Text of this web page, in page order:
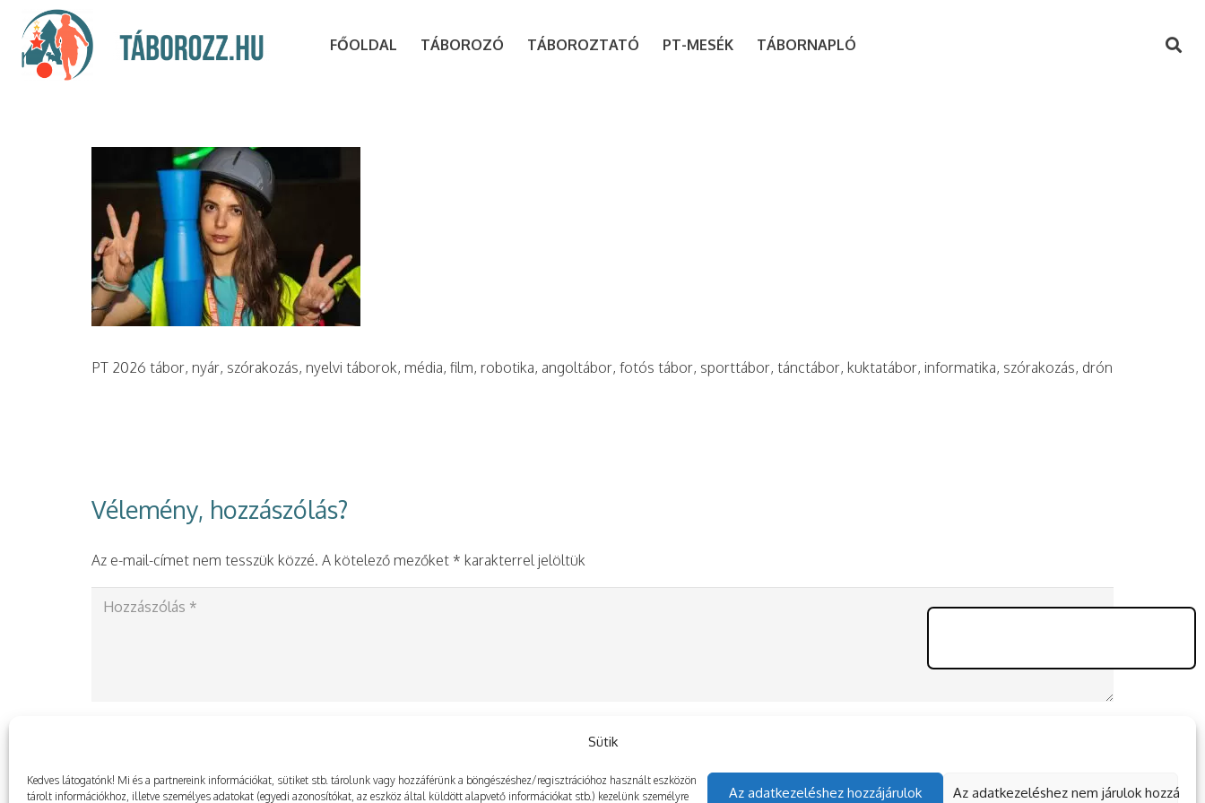
Sütik
Kedves látogatónk! Mi és a partnereink információkat, sütiket stb. tárolunk vagy hozzáférünk a böngészéshez/regisztrációhoz használt eszközön
tárolt információkhoz, illetve személyes adatokat (egyedi azonosítókat, az eszköz által küldött alapvető információkat stb.) kezelünk személyre
Az adatkezeléshez hozzájárulok Az adatkezeléshez nem járulok hozzá
FŐOLDAL TÁBOROZÓ TÁBOROZTATÓ PT-MESÉK TÁBORNAPLÓ
PT 2026 tábor, nyár, szórakozás, nyelvi táborok, média, film, robotika, angoltábor, fotós tábor, sporttábor, tánctábor, kuktatábor, informatika, szórakozás, drón
Vélemény, hozzászólás?
Az e-mail-címet nem tesszük közzé. A kötelező mezőket * karakterrel jelöltük